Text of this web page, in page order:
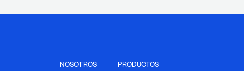
PRODUCTOS
NOSOTROS